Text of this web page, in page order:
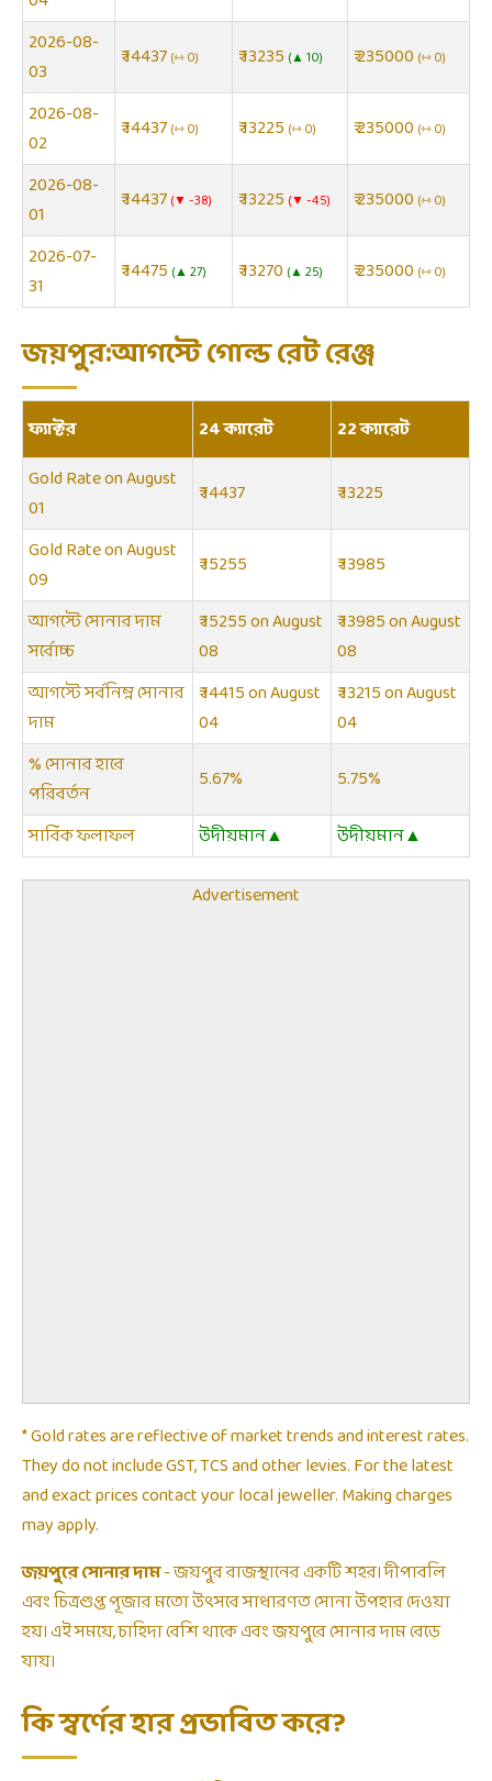
2026-08-
03
₹ 14437 ⇿ 0 ₹ 13235 ▲ 10 ₹ 235000 ⇿ 0
2026-08-
02
₹ 14437 ⇿ 0 ₹ 13225 ⇿ 0 ₹ 235000 ⇿ 0
2026-08-
01
₹ 14437 ▼ -38 ₹ 13225 ▼ -45 ₹ 235000 ⇿ 0
2026-07-
31
₹ 14475 ▲ 27 ₹ 13270 ▲ 25 ₹ 235000 ⇿ 0
জয়পুর:আগস্টে গোল্ড রেট রেঞ্জ
ফ্যাক্টর 24 ক্যারেট
22 ক্যারেট
Gold Rate on August
01
₹ 14437
₹ 13225
Gold Rate on August
09
₹ 15255
₹ 13985
আগস্টে সোনার দাম
সর্বোচ্চ
₹ 15255 on August
08
₹ 13985 on August
08
আগস্টে সর্বনিম্ন সোনার
দাম
₹ 14415 on August
04
₹ 13215 on August
04
% সোনার হারে
পরিবর্তন
5.67%
5.75%
সার্বিক ফলাফল
উদীয়মান▲
উদীয়মান▲
Advertisement
* Gold rates are reflective of market trends and interest rates.
They do not include GST, TCS and other levies. For the latest
and exact prices contact your local jeweller. Making charges
may apply.
জয়পুরে সোনার দাম- জয়পুর রাজস্থানের একটি শহর। দীপাবলি
এবং চিত্রগুপ্ত পূজার মতো উৎসবে সাধারণত সোনা উপহার দেওয়া
হয়। এই সময়ে, চাহিদা বেশি থাকে এবং জয়পুরে সোনার দাম বেড়ে
যায়।
কি স্বর্ণের হার প্রভাবিত করে?